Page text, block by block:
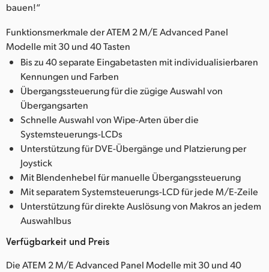
bauen!“
Funktionsmerkmale der ATEM 2 M/E Advanced Panel
Modelle mit 30 und 40 Tasten
Bis zu 40 separate Eingabetasten mit individualisierbaren
Kennungen und Farben
Übergangssteuerung für die zügige Auswahl von
Übergangsarten
Schnelle Auswahl von Wipe-Arten über die
Systemsteuerungs-LCDs
Unterstützung für DVE-Übergänge und Platzierung per
Joystick
Mit Blendenhebel für manuelle Übergangssteuerung
Mit separatem Systemsteuerungs-LCD für jede M/E-Zeile
Unterstützung für direkte Auslösung von Makros an jedem
Auswahlbus
Verfügbarkeit und Preis
Die ATEM 2 M/E Advanced Panel Modelle mit 30 und 40